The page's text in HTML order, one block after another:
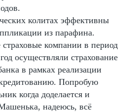
колитах эффективны
из парафина.
компании в период
осуществляли страхование
в рамках реализации
Попробую
когда доделается и
надеюсь, всё